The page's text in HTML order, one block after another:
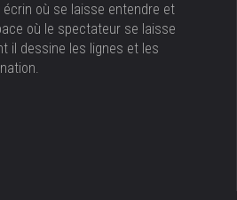
où se laisse entendre et
où le spectateur se laisse
il dessine les lignes et les